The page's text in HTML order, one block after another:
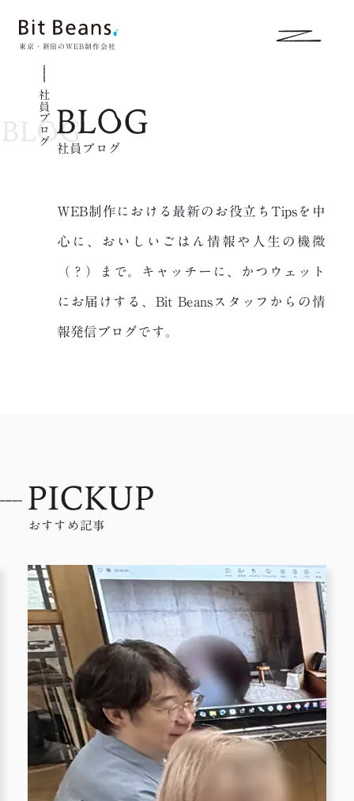
東京・新宿のWEB制作会社
社員ブログ
社員ブログ
WEB制作における最新のお役立ちTipsを中
心に、おいしいごはん情報や人生の 機微
（？）まで。キャッチーに、かつウェット
にお届けする、Bit Beansスタッフからの情
報発信ブログです。
おすすめ記事